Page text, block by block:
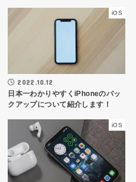
iOS
2022.10.12
日本一わかりやすくiPhoneのバッ
クアップについて紹介します！
iOS